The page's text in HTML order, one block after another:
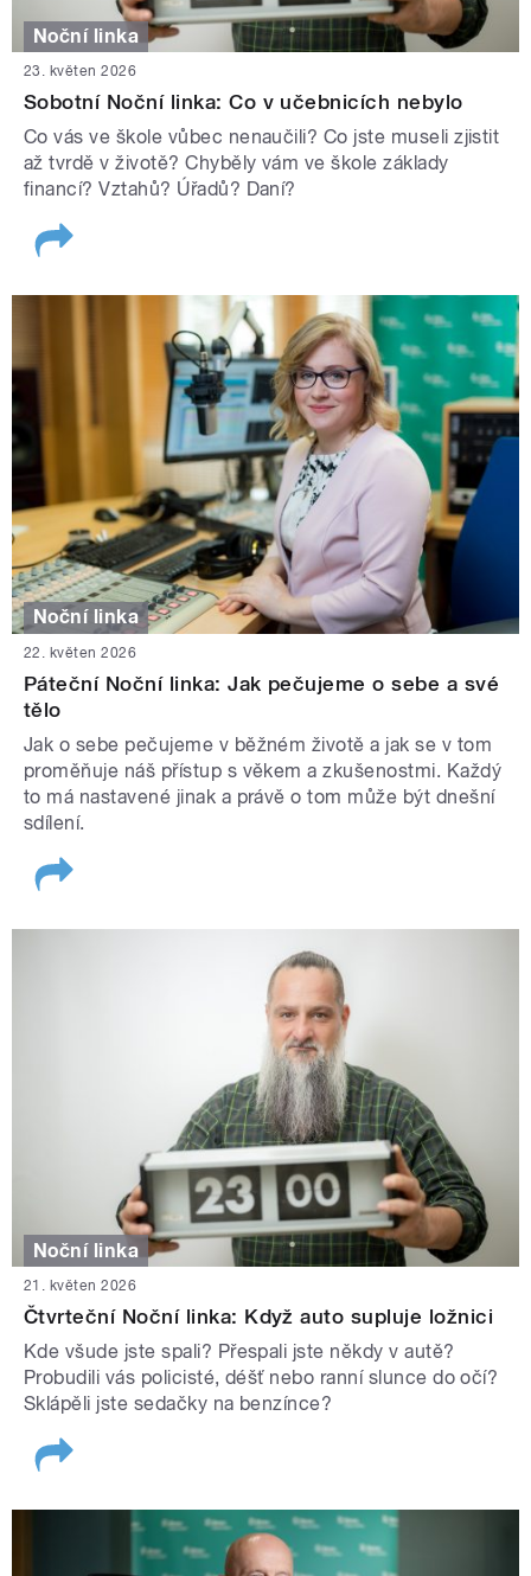
Noční linka
23. květen 2026
Sobotní Noční linka: Co v učebnicích nebylo
Co vás ve škole vůbec nenaučili? Co jste museli zjistit
až tvrdě v životě? Chyběly vám ve škole základy
financí? Vztahů? Úřadů? Daní?
Noční linka
22. květen 2026
Páteční Noční linka: Jak pečujeme o sebe a své
tělo
Jak o sebe pečujeme v běžném životě a jak se v tom
proměňuje náš přístup s věkem a zkušenostmi. Každý
to má nastavené jinak a právě o tom může být dnešní
sdílení.
Noční linka
21. květen 2026
Čtvrteční Noční linka: Když auto supluje ložnici
Kde všude jste spali? Přespali jste někdy v autě?
Probudili vás policisté, déšť nebo ranní slunce do očí?
Sklápěli jste sedačky na benzínce?